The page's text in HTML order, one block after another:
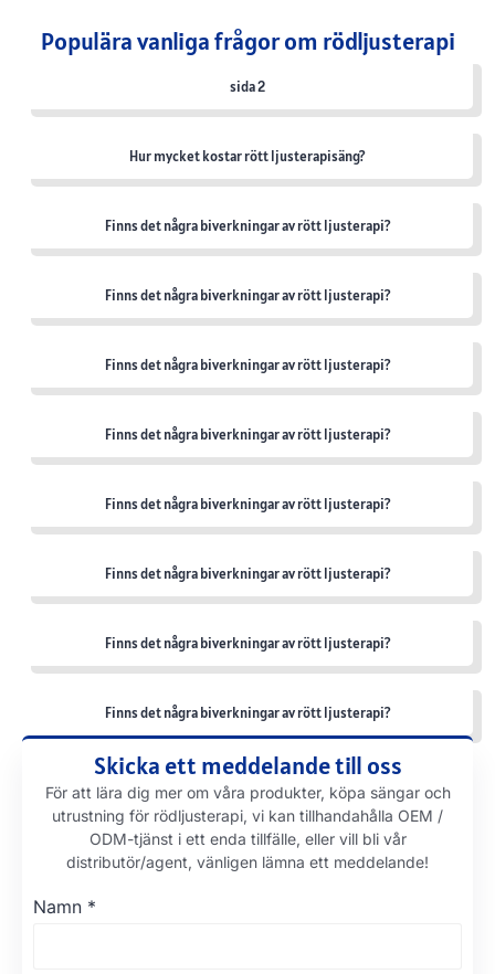
Populära vanliga frågor om rödljusterapi
sida 2
Hur mycket kostar rött ljusterapisäng?
Finns det några biverkningar av rött ljusterapi?
Finns det några biverkningar av rött ljusterapi?
Finns det några biverkningar av rött ljusterapi?
Finns det några biverkningar av rött ljusterapi?
Finns det några biverkningar av rött ljusterapi?
Finns det några biverkningar av rött ljusterapi?
Finns det några biverkningar av rött ljusterapi?
Finns det några biverkningar av rött ljusterapi?
Skicka ett meddelande till oss
För att lära dig mer om våra produkter, köpa sängar och
utrustning för rödljusterapi, vi kan tillhandahålla OEM /
ODM-tjänst i ett enda tillfälle, eller vill bli vår
distributör/agent, vänligen lämna ett meddelande!
Namn *